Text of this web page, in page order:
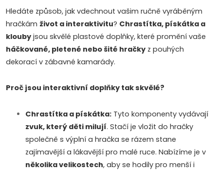
á
d
a
í
Hledáte způsob, jak vdechnout vašim ručně vyráběným
hračkám život a interaktivitu? Chrastítka, pískátka a
klouby jsou skvělé plastové doplňky, které promění vaše
háčkované, pletené nebo šité hračky z pouhých
dekorací v zábavné kamarády.
Proč jsou interaktivní doplňky tak skvělé?
Chrastítka a pískátka: Tyto komponenty vydávají
zvuk, který děti milují. Stačí je vložit do hračky
společně s výplní a hračka se rázem stane
zajímavější a lákavější pro malé ruce. Nabízíme je v
několika velikostech, aby se hodily pro menší i